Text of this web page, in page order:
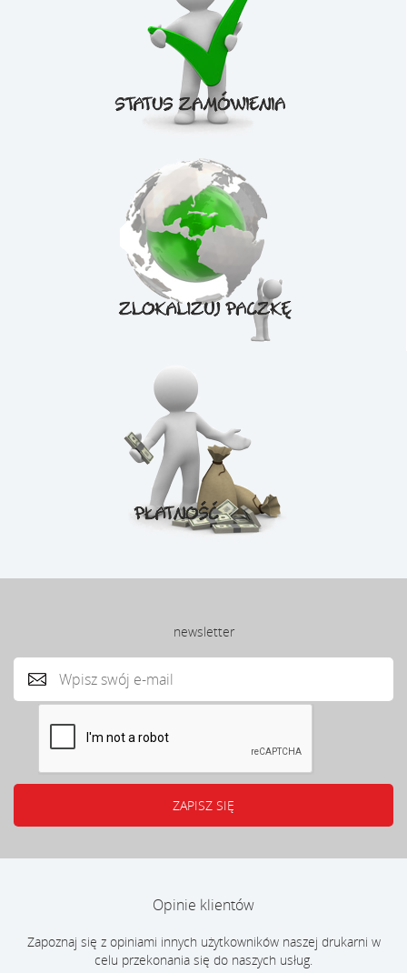
newsletter
Opinie klientów
Zapoznaj się z opiniami innych użytkowników naszej drukarni w
celu przekonania się do naszych usług.